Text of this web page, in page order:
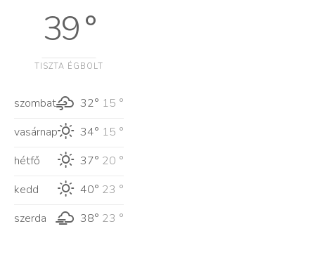
39 °
TISZTA ÉGBOLT
szombat 32° 15 °
vasárnap
34° 15 °
hétfő
37° 20 °
kedd
40° 23 °
szerda
38° 23 °